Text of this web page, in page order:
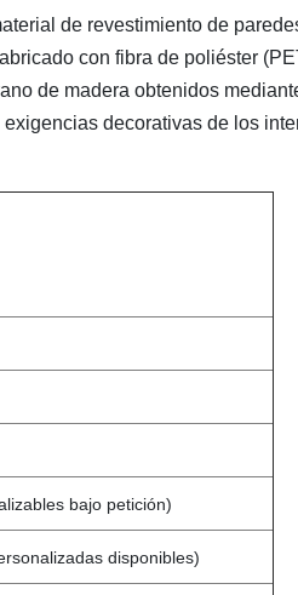
de revestimiento de
con fibra de poliéster
de madera obtenidos
decorativas de los
bajo petición)
disponibles)